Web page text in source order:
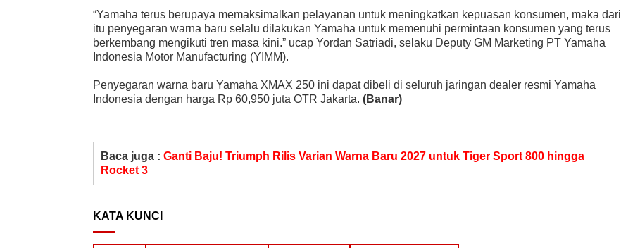
“Yamaha terus berupaya memaksimalkan pelayanan untuk meningkatkan kepuasan konsumen, maka dari
itu penyegaran warna baru selalu dilakukan Yamaha untuk memenuhi permintaan konsumen yang terus
berkembang mengikuti tren masa kini.” ucap Yordan Satriadi, selaku Deputy GM Marketing PT Yamaha
Indonesia Motor Manufacturing (YIMM).
Penyegaran warna baru Yamaha XMAX 250 ini dapat dibeli di seluruh jaringan dealer resmi Yamaha
Indonesia dengan harga Rp 60,950 juta OTR Jakarta. (Banar)
Baca juga : Ganti Baju! Triumph Rilis Varian Warna Baru 2027 untuk Tiger Sport 800 hingga
Rocket 3
KATA KUNCI